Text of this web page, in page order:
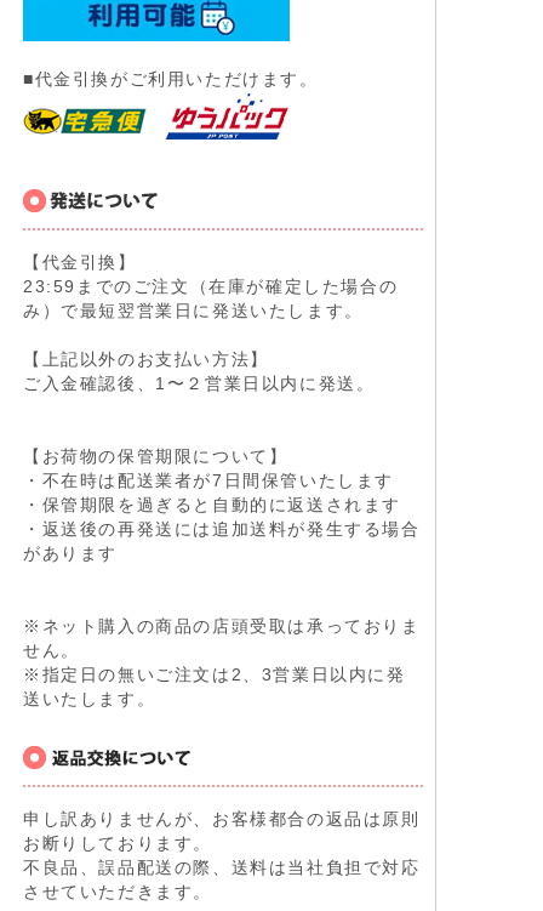
■代金引換がご利用いただけます。
【代金引換】
23:59までのご注文（在庫が確定した場合の
み）で最短翌営業日に発送いたします。
【上記以外のお支払い方法】
ご入金確認後、1〜２営業日以内に発送。
【お荷物の保管期限について】
・不在時は配送業者が7日間保管いたします
・保管期限を過ぎると自動的に返送されます
・返送後の再発送には追加送料が発生する場合
があります
※ネット購入の商品の店頭受取は承っておりま
せん。
※指定日の無いご注文は2、3営業日以内に発
送いたします。
申し訳ありませんが、お客様都合の返品は原則
お断りしております。
不良品、誤品配送の際、送料は当社負担で対応
させていただきます。